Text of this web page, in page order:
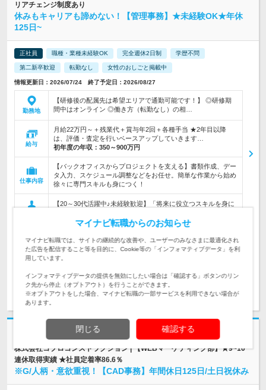
リアチェンジ制度あり
休みもキャリアも諦めない！【管理事務】★未経験OK★年休
125日~
正社員 職種・業種未経験OK 完全週休2日制 学歴不問
第二新卒歓迎 転勤なし 女性のおしごと掲載中
情報更新日：2026/07/24 終了予定日：2026/08/27
勤務地
【研修後の配属先は希望エリアで通勤可能です！】 ◎研修期
間中はオンライン ◎働き方（転勤なし）の相…
給与
月給22万円～＋残業代＋賞与年2回＋各種手当 ★2年目以降
は、評価・査定を行いベースアップしていきます…
初年度の年収： 350～900万円
仕事内容
【バックオフィスからプロジェクトを支える】書類作成、デー
タ入力、スケジュール調整などをお任せ。簡単な作業から始め
徐々に専門スキルも身につく！
【20～30代活躍中♪未経験歓迎】「将来に役立つスキルを身に
欲重視の人柄採用です！
企業データ
設立：2002年3月／本社所在地：東京都
求人詳細を見る
志望動機・自己PR不要
株式会社コプロコンストラクション | 【WEBマーケティング部】★9~10
連休取得実績 ★社員定着率86.6％
※G/人柄・意欲重視！【CAD事務】年間休日125日/土日祝休み
マイナビ転職からのお知らせ
マイナビ転職では、サイトの継続的な改善や、ユーザーのみなさまに最適化され
た広告を配信すること等を目的に、Cookie等の「インフォマティブデータ」を利
用しています。
インフォマティブデータの提供を無効にしたい場合は「確認する」ボタンのリン
ク先から停止（オプトアウト）を行うことができます。
※オプトアウトをした場合、マイナビ転職の一部サービスを利用できない場合が
あります。
閉じる 確認する